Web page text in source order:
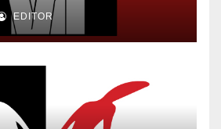
EDITOR